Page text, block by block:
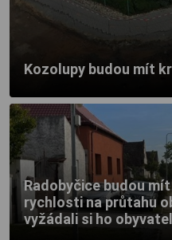
Kozolupy budou mít
Radobyčice budou
rychlosti na průtahu
vyžádali si ho